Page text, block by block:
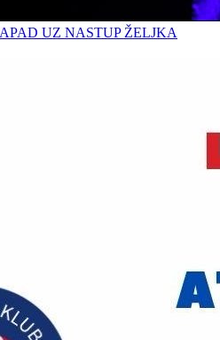
UZ NASTUP ŽELJKA